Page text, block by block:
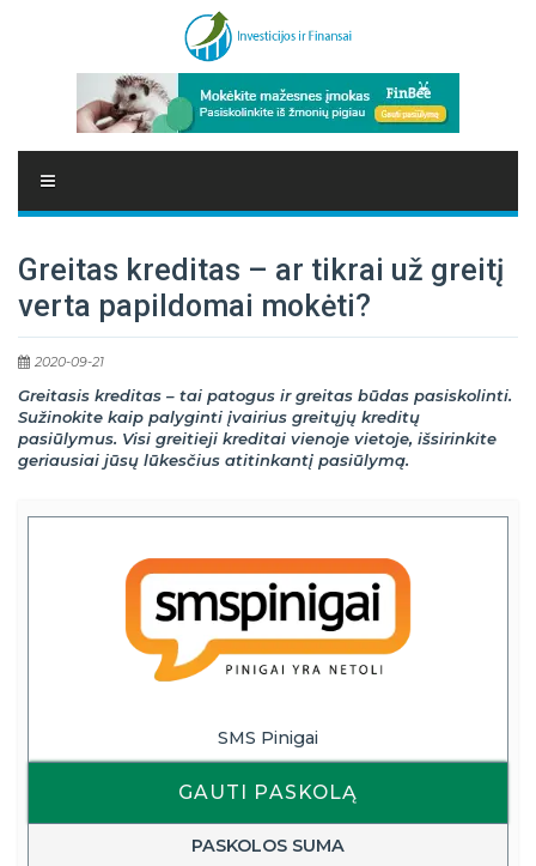
Greitas kreditas – ar tikrai už greitį
verta papildomai mokėti?
2020-09-21
Greitasis kreditas – tai patogus ir greitas būdas pasiskolinti.
Sužinokite kaip palyginti įvairius greitųjų kreditų
pasiūlymus. Visi greitieji kreditai vienoje vietoje, išsirinkite
geriausiai jūsų lūkesčius atitinkantį pasiūlymą.
SMS Pinigai
GAUTI PASKOLĄ
PASKOLOS SUMA